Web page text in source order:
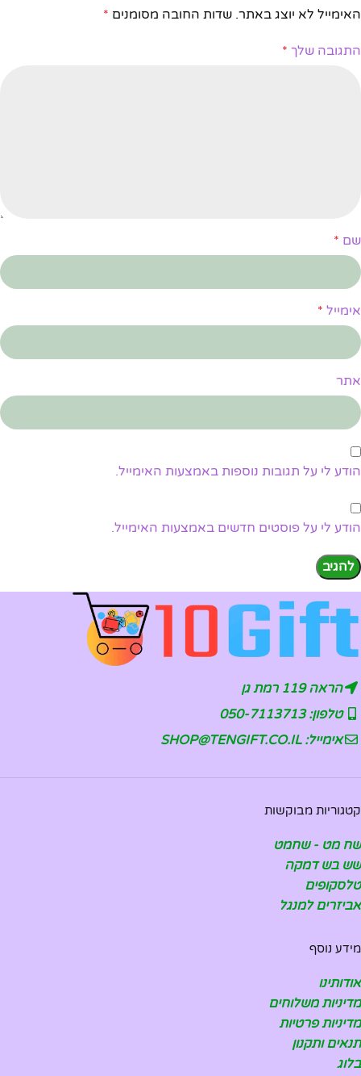
האימייל לא יוצג באתר. שדות החובה מסומנים *
התגובה שלך *
שם *
אימייל *
אתר
הודע לי על תגובות נוספות באמצעות האימייל.
הודע לי על פוסטים חדשים באמצעות האימייל.
הראה 119 רמת גן
טלפון: 050-7113713
אימייל: SHOP@TENGIFT.CO.IL
קטגוריות מבוקשות
שח מט - שחמט
שש בש דמקה
טלסקופים
אביזרים למנגל
מידע נוסף
אודותינו
מדיניות משלוחים
מדיניות פרטיות
תנאים ותקנון
בלוג